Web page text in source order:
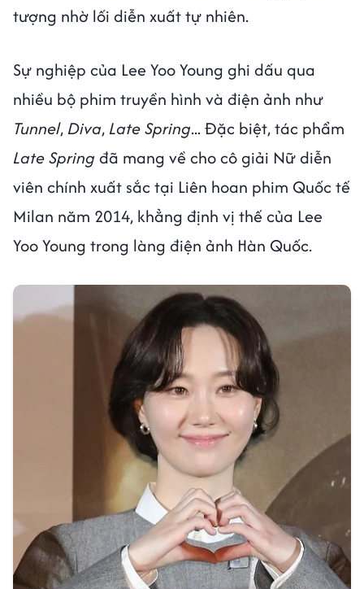
tượng nhờ lối diễn xuất tự nhiên.
Sự nghiệp của Lee Yoo Young ghi dấu qua
nhiều bộ phim truyền hình và điện ảnh như
Tunnel, Diva, Late Spring... Đặc biệt, tác phẩm
Late Springđã mang về cho cô giải Nữ diễn
viên chính xuất sắc tại Liên hoan phim Quốc tế
Milan năm 2014, khẳng định vị thế của Lee
Yoo Young trong làng điện ảnh Hàn Quốc.